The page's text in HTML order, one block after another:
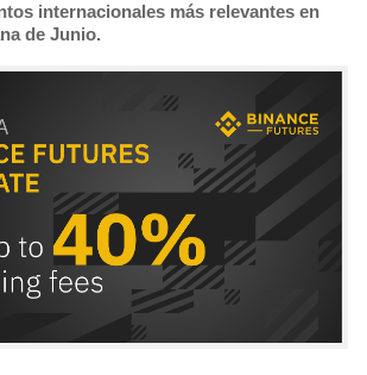
internacionales más relevantes en
de Junio.